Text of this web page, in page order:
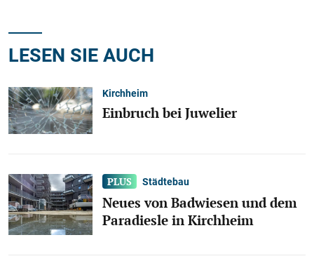
LESEN SIE AUCH
Kirchheim
Einbruch bei Juwelier
Städtebau
Neues von Badwiesen und dem
Paradiesle in Kirchheim